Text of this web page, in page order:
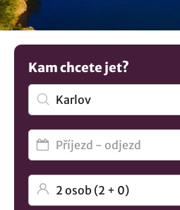
hledáte? Prohlédněte si všechna
Karlov
Kam chcete jet?